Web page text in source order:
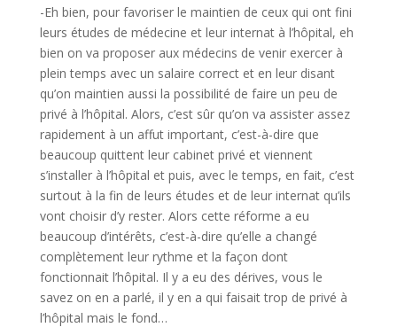
-Eh bien, pour favoriser le maintien de ceux qui ont fini
leurs études de médecine et leur internat à l’hôpital, eh
bien on va proposer aux médecins de venir exercer à
plein temps avec un salaire correct et en leur disant
qu’on maintien aussi la possibilité de faire un peu de
privé à l’hôpital. Alors, c’est sûr qu’on va assister assez
rapidement à un affut important, c’est-à-dire que
beaucoup quittent leur cabinet privé et viennent
s’installer à l’hôpital et puis, avec le temps, en fait, c’est
surtout à la fin de leurs études et de leur internat qu’ils
vont choisir d’y rester. Alors cette réforme a eu
beaucoup d’intérêts, c’est-à-dire qu’elle a changé
complètement leur rythme et la façon dont
fonctionnait l’hôpital. Il y a eu des dérives, vous le
savez on en a parlé, il y en a qui faisait trop de privé à
l’hôpital mais le fond…